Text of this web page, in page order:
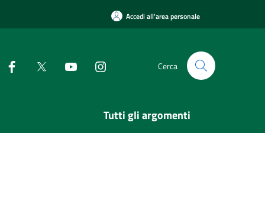
Accedi all'area personale
Cerca
Tutti gli argomenti